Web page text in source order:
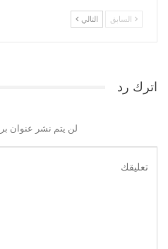
السابق التالي
اترك رد
لن يتم نشر عنوان